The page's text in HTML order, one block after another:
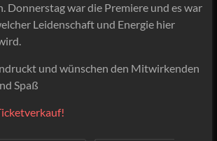
Donnerstag war die Premiere und es war
Leidenschaft und Energie hier
und wünschen den Mitwirkenden
Spaß